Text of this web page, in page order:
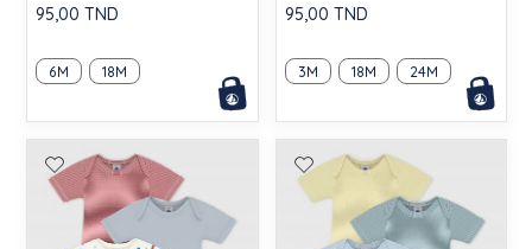
95,00 TND
6M 18M
95,00 TND
3M 18M 24M